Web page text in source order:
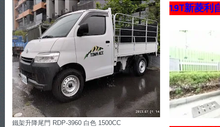
鐵架升降尾門 RDP-3960 白色 1500CC
1.9T新菱利